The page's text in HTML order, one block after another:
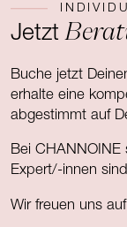
Jetzt
Buche jetzt
erhalte eine
abgestimmt auf
Bei
Expert/-innen
Wir freuen uns